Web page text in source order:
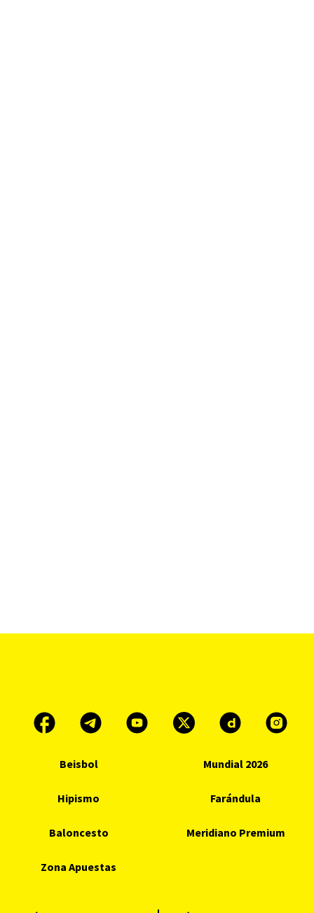
Beisbol Mundial 2026
Hipismo Farándula
Baloncesto Meridiano Premium
Zona Apuestas